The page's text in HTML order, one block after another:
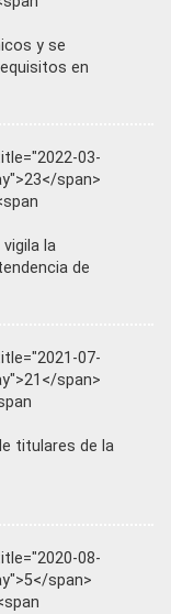
y se
en
03-
span>
la
de
07-
span>
titulares de la
08-
span>